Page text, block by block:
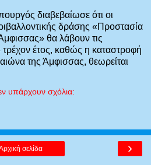
διαβεβαίωσε ότι οι
δράσης «Προστασία
θα λάβουν τις
τρέχον έτος, καθώς η καταστροφή
της Άμφισσας, θεωρείται
υπάρχουν σχόλια:
›
σελίδα